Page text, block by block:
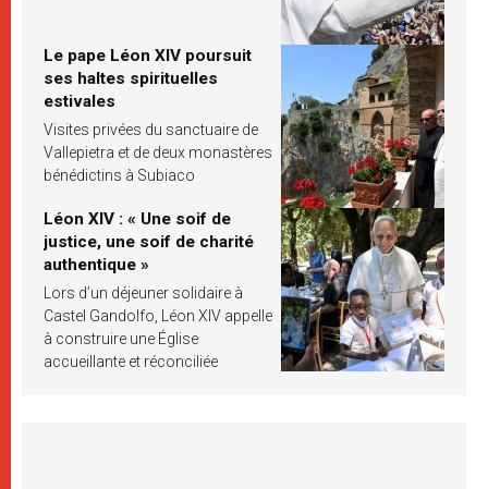
Le pape Léon XIV poursuit
ses haltes spirituelles
estivales
Visites privées du sanctuaire de
Vallepietra et de deux monastères
bénédictins à Subiaco
Léon XIV : « Une soif de
justice, une soif de charité
authentique »
Lors d’un déjeuner solidaire à
Castel Gandolfo, Léon XIV appelle
à construire une Église
accueillante et réconciliée